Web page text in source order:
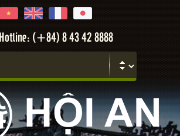
Hotline: (+84) 8 43 42 8888